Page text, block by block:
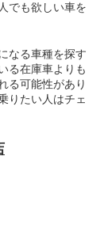
でも欲しい車を
なる車種を探す
る在庫車よりも
る可能性があり
りたい人はチェ